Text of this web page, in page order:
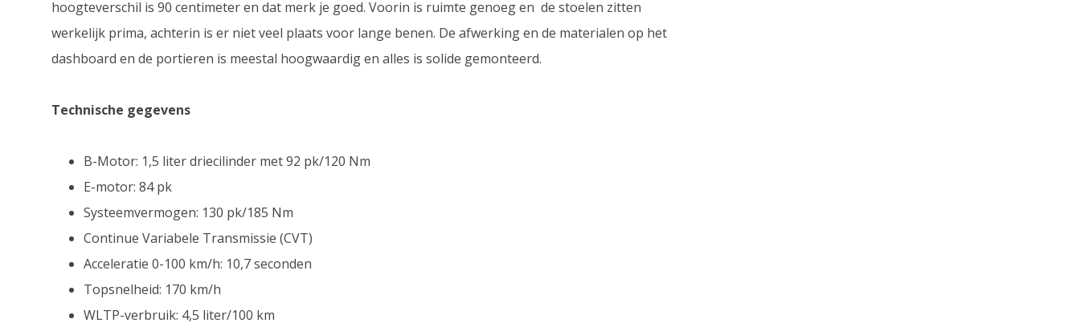
hoogteverschil is 90 centimeter en dat merk je goed. Voorin is ruimte genoeg en de stoelen zitten
werkelijk prima, achterin is er niet veel plaats voor lange benen. De afwerking en de materialen op het
dashboard en de portieren is meestal hoogwaardig en alles is solide gemonteerd.
Technische gegevens
B-Motor: 1,5 liter driecilinder met 92 pk/120 Nm
E-motor: 84 pk
Systeemvermogen: 130 pk/185 Nm
Continue Variabele Transmissie (CVT)
Acceleratie 0-100 km/h: 10,7 seconden
Topsnelheid: 170 km/h
WLTP-verbruik: 4,5 liter/100 km